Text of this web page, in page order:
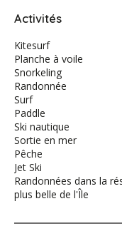
Activités
Kitesurf
Planche à voile
Snorkeling
Randonnée
Surf
Paddle
Ski nautique
Sortie en mer
Pêche
Jet Ski
Randonnées dans la
plus belle de l'Île